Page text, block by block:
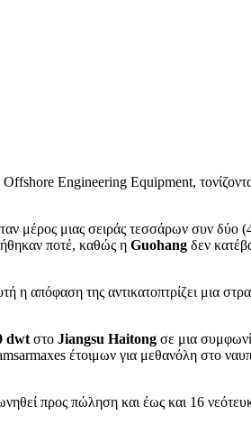
Engineering Equipment,
μέρος μιας σειράς τεσσάρων συν δύο
ποτέ, καθώς η Guohangδεν
η απόφαση της αντικατοπτρίζει μια
dwtστο Jiangsu Haitongσε μια
έτοιμων για μεθανόλη στο
προς πώληση και έως και 16